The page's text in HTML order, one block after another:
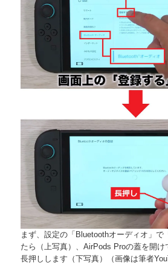
まず、設定の「Bluetoothオーディオ」で
たら（上写真）、AirPods Proの蓋を開け
長押しします（下写真）（画像は筆者